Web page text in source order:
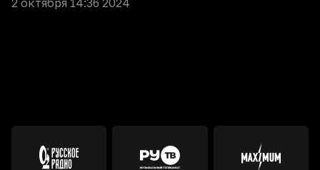
2 октября 14:36 2024